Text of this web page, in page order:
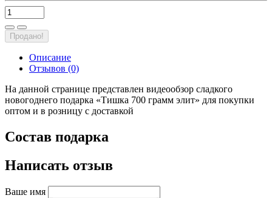
Продано!
Описание
Отзывов (0)
На данной странице представлен видеообзор сладкого
новогоднего подарка «Тишка 700 грамм элит» для покупки
оптом и в розницу с доставкой
Состав подарка
Написать отзыв
Ваше имя